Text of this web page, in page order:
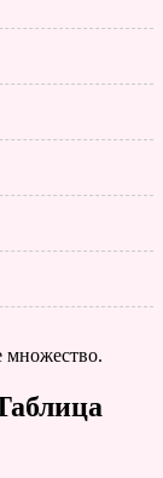
множество.